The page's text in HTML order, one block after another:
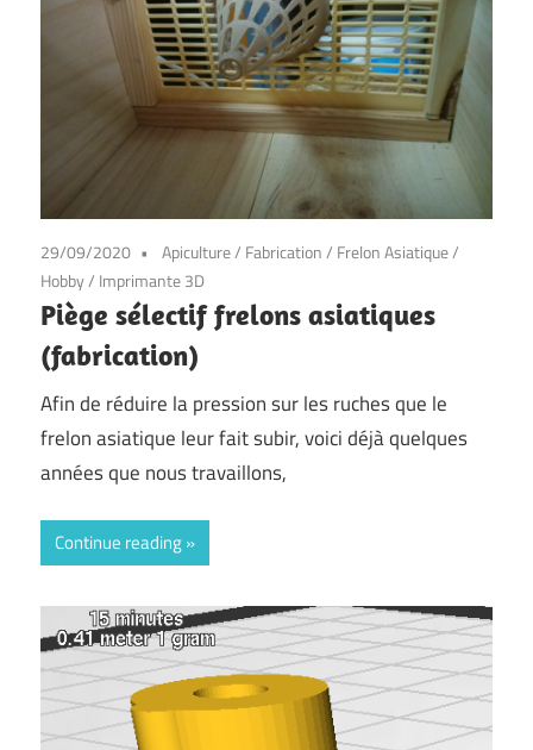
29/09/2020 Apiculture/ Fabrication/ Frelon Asiatique/
Hobby/ Imprimante 3D
Piège sélectif frelons asiatiques
(fabrication)
Afin de réduire la pression sur les ruches que le
frelon asiatique leur fait subir, voici déjà quelques
années que nous travaillons,
Continue reading